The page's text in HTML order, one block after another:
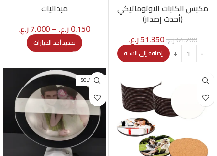
مكبس الكابات الاوتوماتيكي
(أحدث إصدار)
64.200ر.ع.51.350ر.ع.
إضافة إلى السلة
ميداليات
0.150ر.ع. –
7.000ر.ع.
تحديد أحد الخيارات
SOLD OUT